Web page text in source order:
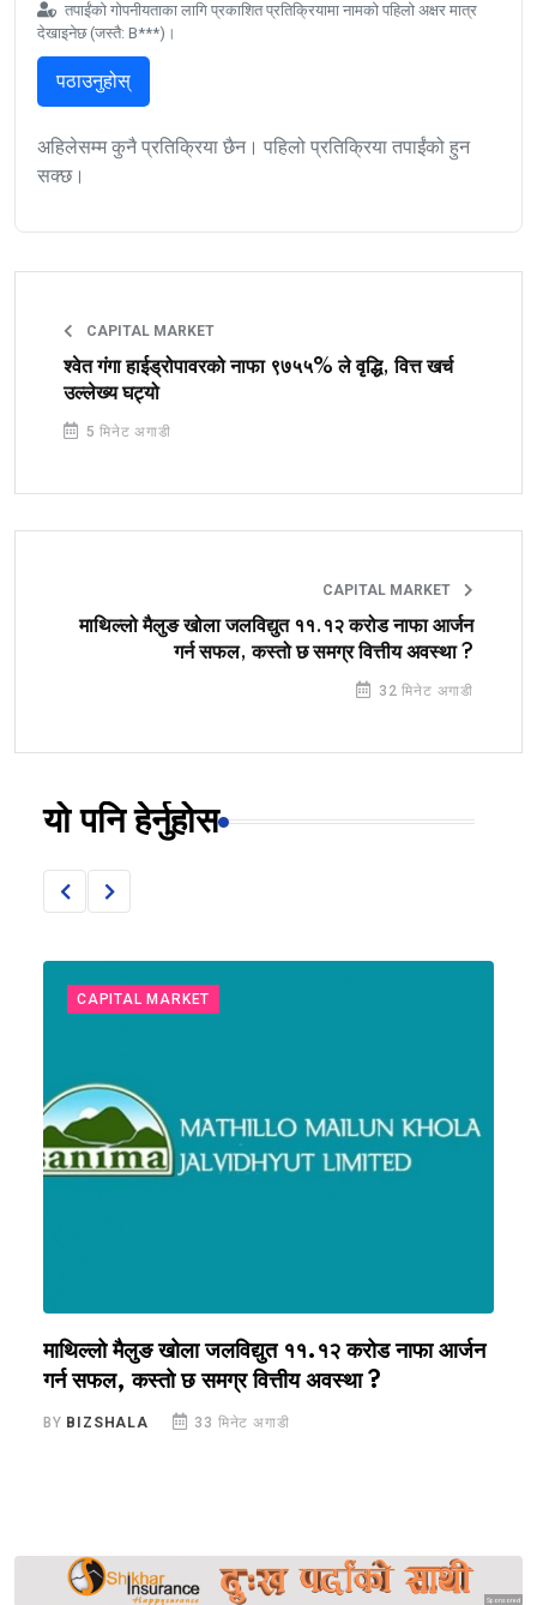
तपाईंको गोपनीयताका लागि प्रकाशित प्रतिक्रियामा नामको पहिलो अक्षर मात्र
देखाइनेछ (जस्तै: B***)।
पठाउनुहोस्
अहिलेसम्म कुनै प्रतिक्रिया छैन। पहिलो प्रतिक्रिया तपाईंको हुन
सक्छ।
CAPITAL MARKET
श्वेत गंगा हाईड्रोपावरको नाफा ९७५५% ले वृद्धि, वित्त खर्च
उल्लेख्य घट्यो
5 मिनेट अगाडी
CAPITAL MARKET
माथिल्लो मैलुङ खोला जलविद्युत ११.१२ करोड नाफा आर्जन
गर्न सफल, कस्तो छ समग्र वित्तीय अवस्था ?
32 मिनेट अगाडी
यो पनि हेर्नुहोस
CAPITAL MARKET
माथिल्लो मैलुङ खोला जलविद्युत ११.१२ करोड नाफा आर्जन
गर्न सफल, कस्तो छ समग्र वित्तीय अवस्था ?
BY BIZSHALA 33 मिनेट अगाडी
Sponsored